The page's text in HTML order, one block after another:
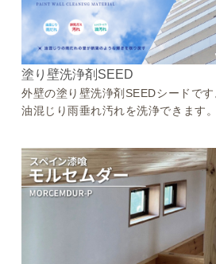
塗り壁洗浄剤SEED
外壁の塗り壁洗浄剤SEEDシードで
油混じり雨垂れ汚れを洗浄できます。